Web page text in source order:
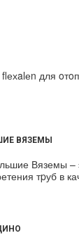
для
ВЯЗЕМЫ
Вяземы –
тpуб в